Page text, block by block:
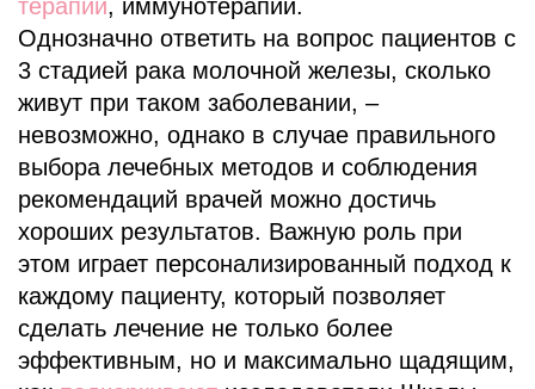
терапии, иммунотерапии.
Однозначно ответить на вопрос пациентов с
3 стадией рака молочной железы, сколько
живут при таком заболевании, –
невозможно, однако в случае правильного
выбора лечебных методов и соблюдения
рекомендаций врачей можно достичь
хороших результатов. Важную роль при
этом играет персонализированный подход к
каждому пациенту, который позволяет
сделать лечение не только более
эффективным, но и максимально щадящим,